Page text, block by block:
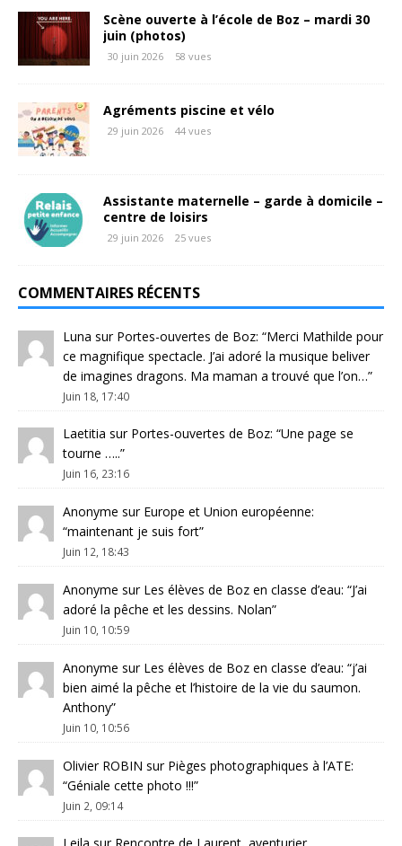
Scène ouverte à l’école de Boz – mardi 30
juin (photos)
30 juin 2026 58 vues
Agréments piscine et vélo
29 juin 2026 44 vues
Assistante maternelle – garde à domicile –
centre de loisirs
29 juin 2026 25 vues
COMMENTAIRES RÉCENTS
Luna sur Portes-ouvertes de Boz: “Merci Mathilde pour
ce magnifique spectacle. J’ai adoré la musique beliver
de imagines dragons. Ma maman a trouvé que l’on…”
Juin 18, 17:40
Laetitia sur Portes-ouvertes de Boz: “Une page se
tourne …..”
Juin 16, 23:16
Anonyme sur Europe et Union européenne:
“maintenant je suis fort”
Juin 12, 18:43
Anonyme sur Les élèves de Boz en classe d’eau: “J’ai
adoré la pêche et les dessins. Nolan”
Juin 10, 10:59
Anonyme sur Les élèves de Boz en classe d’eau: “j’ai
bien aimé la pêche et l’histoire de la vie du saumon.
Anthony”
Juin 10, 10:56
Olivier ROBIN sur Pièges photographiques à l’ATE:
“Géniale cette photo !!!”
Juin 2, 09:14